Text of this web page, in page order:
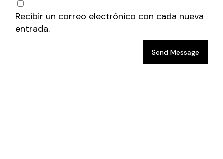
Recibir un correo electrónico con cada nueva
entrada.
Send Message